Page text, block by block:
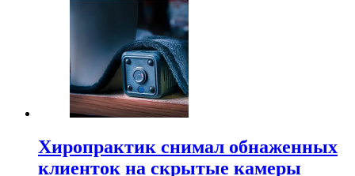
Хиропрактик снимал обнаженных
клиенток на скрытые камеры